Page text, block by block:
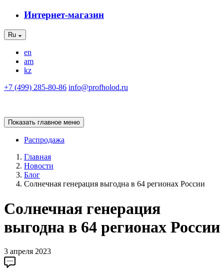
Интернет-магазин
Ru
en
am
kz
+7 (499) 285-80-86 info@profholod.ru
Показать главное меню
Распродажа
Главная
Новости
Блог
Солнечная генерация выгодна в 64 регионах России
Солнечная генерация
выгодна в 64 регионах России
3 апреля 2023